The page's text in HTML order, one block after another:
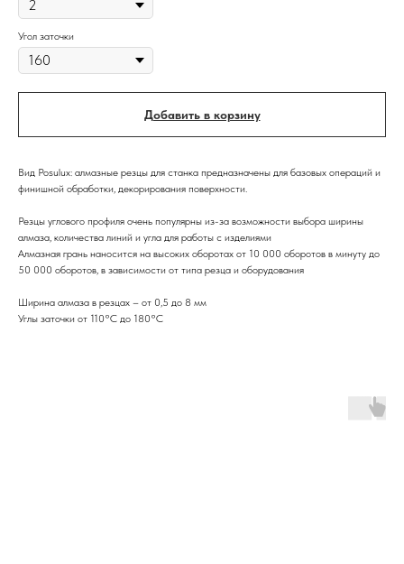
Угол заточки
Добавить в корзину
Вид Posulux: алмазные резцы для станка предназначены для базовых операций и
финишной обработки, декорирования поверхности.
Резцы углового профиля очень популярны из-за возможности выбора ширины
алмаза, количества линий и угла для работы с изделиями
Алмазная грань наносится на высоких оборотах от 10 000 оборотов в минуту до
50 000 оборотов, в зависимости от типа резца и оборудования
Ширина алмаза в резцах – от 0,5 до 8 мм
Углы заточки от 110°C до 180°C